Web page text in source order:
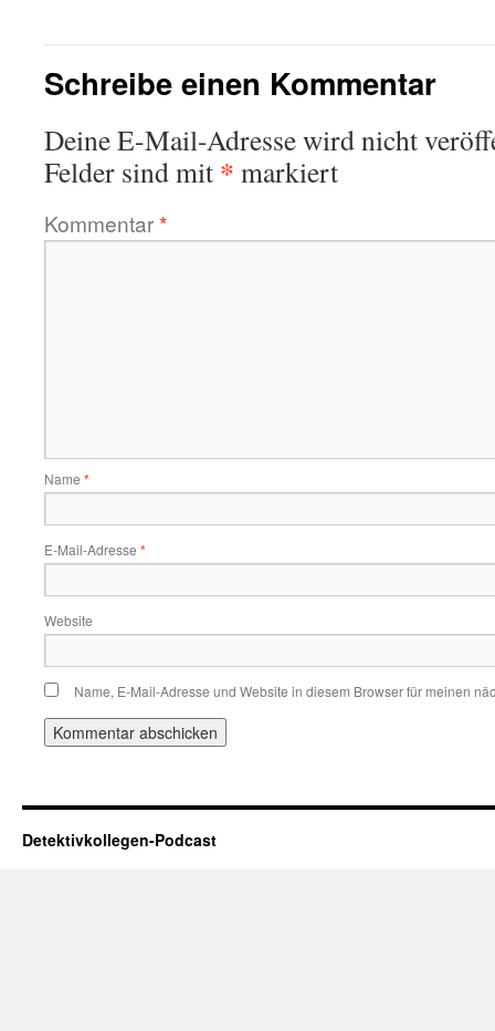
Schreibe einen Kommentar
Deine E-Mail-Adresse wird nicht
Felder sind mit * markiert
Kommentar*
Name *
E-Mail-Adresse *
Website
Name, E-Mail-Adresse und Website in diesem Browser für meinen
Detektivkollegen-Podcast